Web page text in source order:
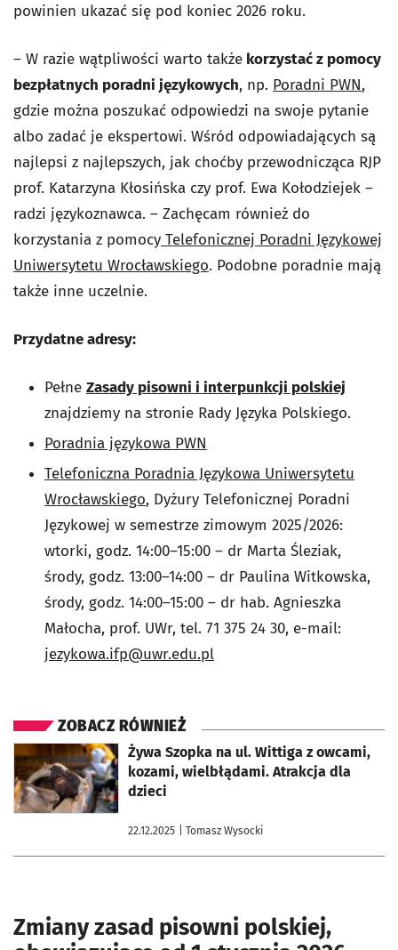
powinien ukazać się pod koniec 2026 roku.
– W razie wątpliwości warto także korzystać z pomocy
bezpłatnych poradni językowych, np. Poradni PWN,
gdzie można poszukać odpowiedzi na swoje pytanie
albo zadać je ekspertowi. Wśród odpowiadających są
najlepsi z najlepszych, jak choćby przewodnicząca RJP
prof. Katarzyna Kłosińska czy prof. Ewa Kołodziejek –
radzi językoznawca. – Zachęcam również do
korzystania z pomocy Telefonicznej Poradni Językowej
Uniwersytetu Wrocławskiego. Podobne poradnie mają
także inne uczelnie.
Przydatne adresy:
Pełne Zasady pisowni i interpunkcji polskiej
znajdziemy na stronie Rady Języka Polskiego.
Poradnia językowa PWN
Telefoniczna Poradnia Językowa Uniwersytetu
Wrocławskiego, Dyżury Telefonicznej Poradni
Językowej w semestrze zimowym 2025/2026:
wtorki, godz. 14:00–15:00 – dr Marta Śleziak,
środy, godz. 13:00–14:00 – dr Paulina Witkowska,
środy, godz. 14:00–15:00 – dr hab. Agnieszka
Małocha, prof. UWr, tel. 71 375 24 30, e-mail:
jezykowa.ifp@uwr.edu.pl
ZOBACZ RÓWNIEŻ
Żywa Szopka na ul. Wittiga z owcami,
kozami, wielbłądami. Atrakcja dla
dzieci
22.12.2025 | Tomasz Wysocki
otworzy się w nowej karcie
Zmiany zasad pisowni polskiej,